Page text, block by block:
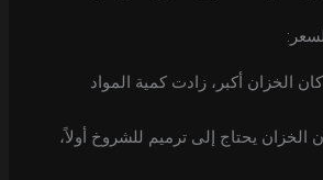
الخزان أكبر، زادت كمية المواد
الخزان يحتاج إلى ترميم للشروخ أولاً،